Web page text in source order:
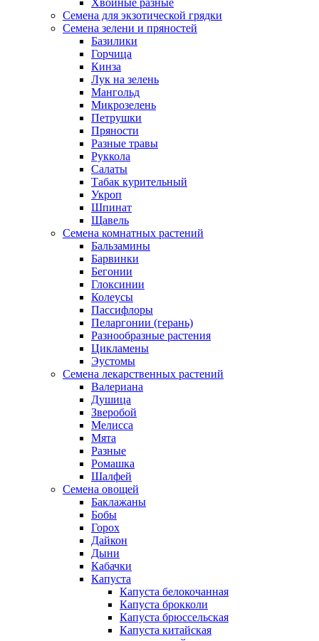
Хвойные разные
Семена для экзотической грядки
Семена зелени и пряностей
Базилики
Горчица
Кинза
Лук на зелень
Мангольд
Микрозелень
Петрушки
Пряности
Разные травы
Руккола
Салаты
Табак курительный
Укроп
Шпинат
Щавель
Семена комнатных растений
Бальзамины
Барвинки
Бегонии
Глоксинии
Колеусы
Пассифлоры
Пеларгонии (герань)
Разнообразные растения
Цикламены
Эустомы
Семена лекарственных растений
Валериана
Душица
Зверобой
Мелисса
Мята
Разные
Ромашка
Шалфей
Семена овощей
Баклажаны
Бобы
Горох
Дайкон
Дыни
Кабачки
Капуста
Капуста белокочанная
Капуста брокколи
Капуста брюссельская
Капуста китайская